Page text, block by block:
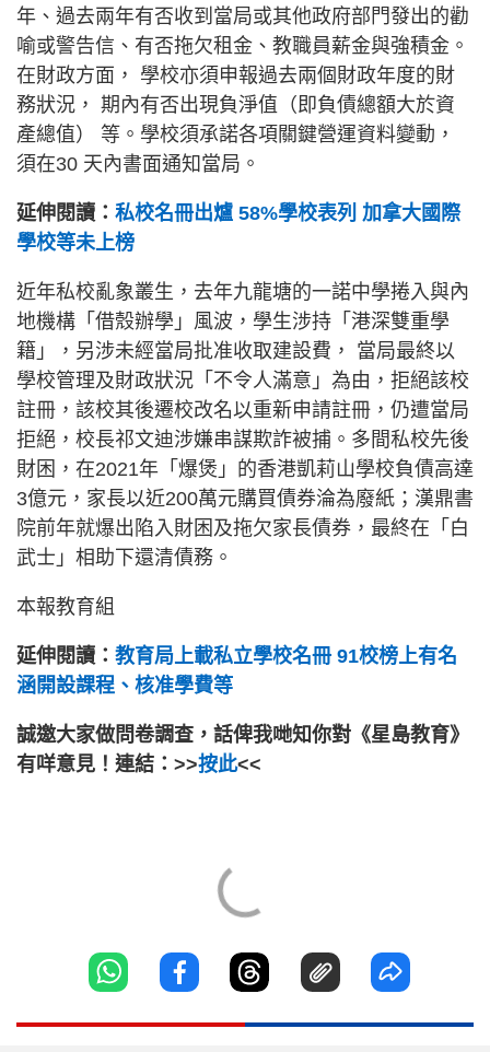
年、過去兩年有否收到當局或其他政府部門發出的勸
喻或警告信、有否拖欠租金、教職員薪金與強積金。
在財政方面， 學校亦須申報過去兩個財政年度的財
務狀況， 期內有否出現負淨值（即負債總額大於資
產總值） 等。學校須承諾各項關鍵營運資料變動，
須在30 天內書面通知當局。
延伸閱讀： 私校名冊出爐 58%學校表列 加拿大國際
學校等未上榜
近年私校亂象叢生，去年九龍塘的一諾中學捲入與內
地機構「借殼辦學」風波，學生涉持「港深雙重學
籍」，另涉未經當局批准收取建設費， 當局最終以
學校管理及財政狀況「不令人滿意」為由，拒絕該校
註冊，該校其後遷校改名以重新申請註冊，仍遭當局
拒絕，校長祁文迪涉嫌串謀欺詐被捕。多間私校先後
財困，在2021年「爆煲」的香港凱莉山學校負債高達
3億元，家長以近200萬元購買債券淪為廢紙；漢鼎書
院前年就爆出陷入財困及拖欠家長債券，最終在「白
武士」相助下還清債務。
本報教育組
延伸閱讀： 教育局上載私立學校名冊 91校榜上有名
涵開設課程、核准學費等
誠邀大家做問卷調查，話俾我哋知你對《星島教育》
有咩意見！連結：>>按此<<